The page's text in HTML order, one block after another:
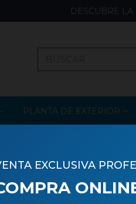
DESCUBRE
PLANTA DE EXTERIOR
EXCLUSIVA